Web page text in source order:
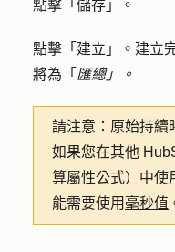
點擊「 儲存 」。
點擊「 建立 」。建立
將為「 匯總」。
請注意： 原始持續
如果您在其他
算屬性公式）中使
能需要使用 毫秒值